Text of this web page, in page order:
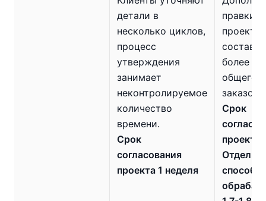
детали в
несколько циклов,
процесс
утверждения
занимает
неконтролируемое
количество
времени.
Срок
согласования
проекта 1 неделя
правки
более
общего
заказов.
Срок
проекта
Отдел
способен